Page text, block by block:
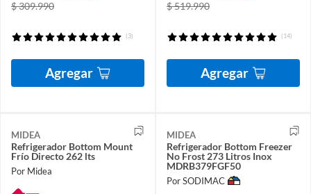
$ 309.990
(3)
Agregar
$ 519.990
(14)
Agregar
MIDEA
Refrigerador Bottom Mount
Frío Directo 262 lts
Por Midea
MIDEA
Refrigerador Bottom Freezer
No Frost 273 Litros Inox
MDRB379FGF50
Por SODIMAC